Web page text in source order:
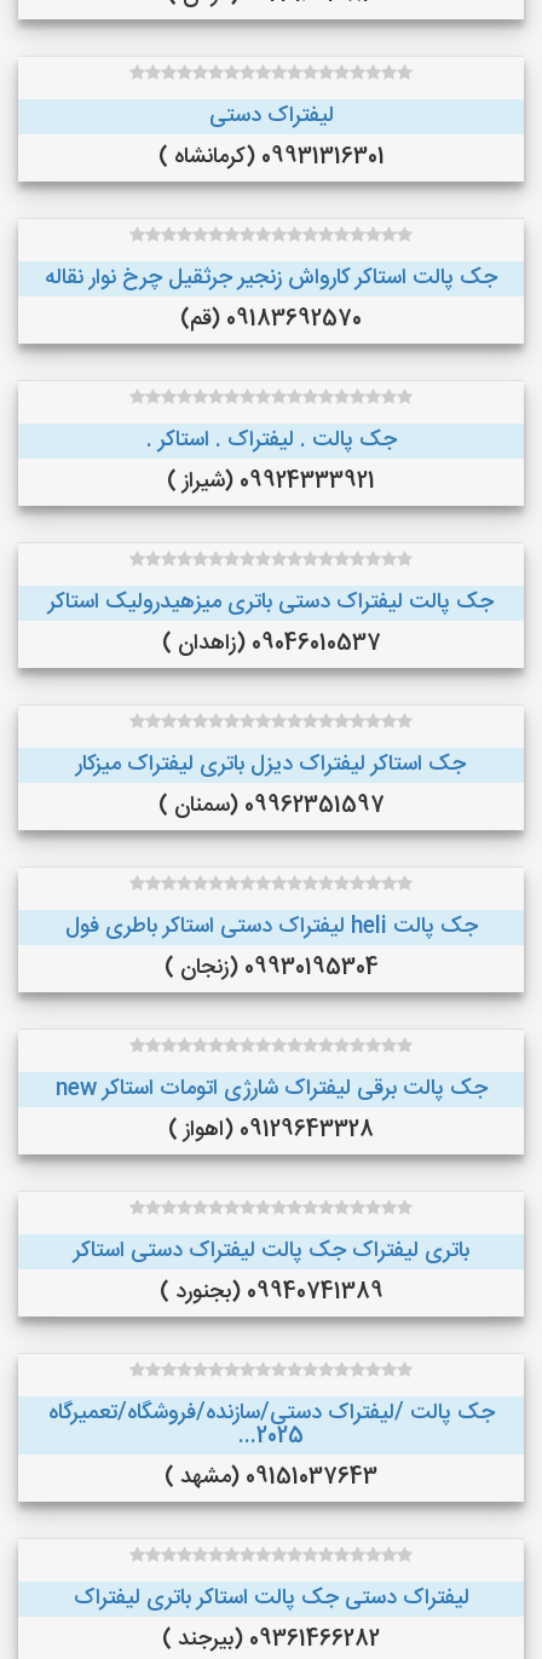
لیفتراک دستی
09931316301 (کرمانشاه )
جک پالت استاکر کارواش زنجیر جرثقیل چرخ نوار نقاله
09183692570 (قم)
جک پالت . لیفتراک . استاکر .
09924333921 (شیراز )
جک پالت لیفتراک دستی باتری میزهیدرولیک استاکر
09046010537 (زاهدان )
جک استاکر لیفتراک دیزل باتری لیفتراک میزکار
09962351597 (سمنان )
جک پالت heli لیفتراک دستی استاکر باطری فول
09930195304 (زنجان )
جک پالت برقی لیفتراک شارژی اتومات استاکر new
09129643328 (اهواز )
باتری لیفتراک جک پالت لیفتراک دستی استاکر
09940741389 (بجنورد )
جک پالت /لیفتراک دستی/سازنده/فروشگاه/تعمیرگاه
2025...
09151037643 (مشهد )
لیفتراک دستی جک پالت استاکر باتری لیفتراک
09361466282 (بیرجند )